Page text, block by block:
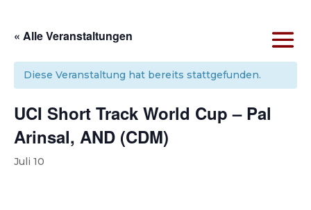
« Alle Veranstaltungen
Diese Veranstaltung hat bereits stattgefunden.
UCI Short Track World Cup – Pal
Arinsal, AND (CDM)
Juli 10